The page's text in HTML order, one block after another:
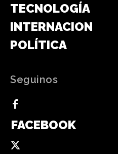
TECNOLOGÍA
INTERNACIONAL
POLÍTICA
Seguinos
FACEBOOK